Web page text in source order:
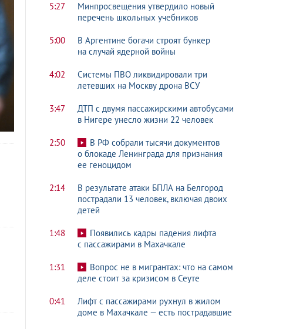
5:27
Минпросвещения утвердило новый
перечень школьных учебников
5:00
В Аргентине богачи строят бункер
на случай ядерной войны
4:02
Системы ПВО ликвидировали три
летевших на Москву дрона ВСУ
3:47
ДТП с двумя пассажирскими автобусами
в Нигере унесло жизни 22 человек
2:50
В РФ собрали тысячи документов
о блокаде Ленинграда для признания
ее геноцидом
2:14
В результате атаки БПЛА на Белгород
пострадали 13 человек, включая двоих
детей
1:48
Появились кадры падения лифта
с пассажирами в Махачкале
1:31
Вопрос не в мигрантах: что на самом
деле стоит за кризисом в Сеуте
0:41
Лифт с пассажирами рухнул в жилом
доме в Махачкале — есть пострадавшие